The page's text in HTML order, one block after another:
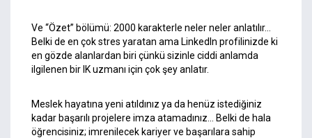
Ve “Özet” bölümü: 2000 karakterle neler neler anlatılır…
Belki de en çok stres yaratan ama LinkedIn profilinizde ki
en gözde alanlardan biri çünkü sizinle ciddi anlamda
ilgilenen bir IK uzmanı için çok şey anlatır.
Meslek hayatına yeni atıldınız ya da henüz istediğiniz
kadar başarılı projelere imza atamadınız… Belki de hala
öğrencisiniz; imrenilecek kariyer ve başarılara sahip